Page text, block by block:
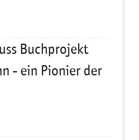
Buchprojekt
- ein Pionier der